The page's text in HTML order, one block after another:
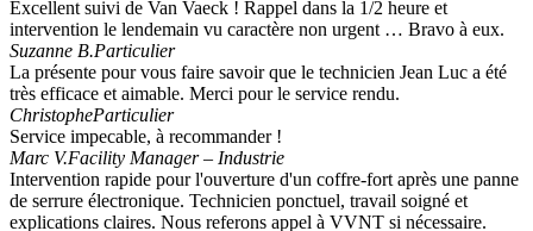
Excellent suivi de Van Vaeck ! Rappel dans la 1/2 heure et
intervention le lendemain vu caractère non urgent … Bravo à eux.
Suzanne B.Particulier
La présente pour vous faire savoir que le technicien Jean Luc a été
très efficace et aimable. Merci pour le service rendu.
ChristopheParticulier
Service impecable, à recommander !
Marc V.Facility Manager – Industrie
Intervention rapide pour l'ouverture d'un coffre-fort après une panne
de serrure électronique. Technicien ponctuel, travail soigné et
explications claires. Nous referons appel à VVNT si nécessaire.